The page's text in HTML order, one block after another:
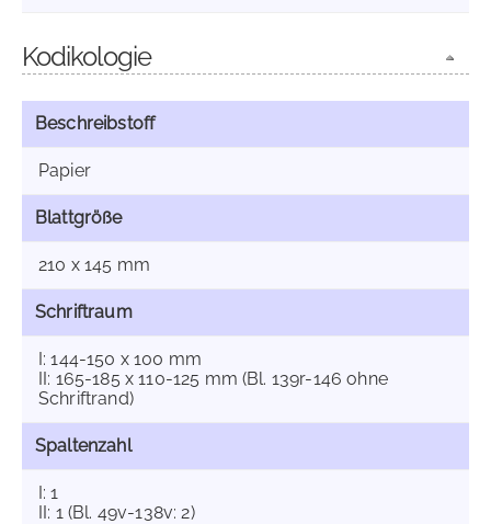
Kodikologie
Beschreibstoff
Papier
Blattgröße
210 x 145 mm
Schriftraum
I: 144-150 x 100 mm
II: 165-185 x 110-125 mm (Bl. 139r-146 ohne
Schriftrand)
Spaltenzahl
I: 1
II: 1 (Bl. 49v-138v: 2)